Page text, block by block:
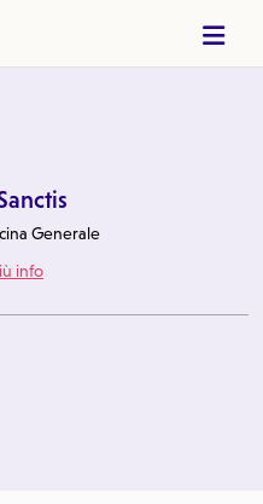
Generale
info